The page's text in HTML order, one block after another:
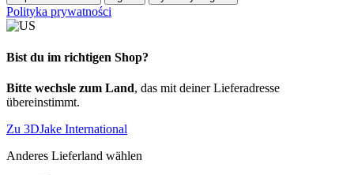
Polityka prywatności
Bist du im richtigen Shop?
Bitte wechsle zum Land, das mit deiner Lieferadresse
übereinstimmt.
Zu 3DJake International
Anderes Lieferland wählen